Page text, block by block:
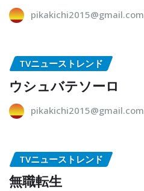
pikakichi2015@gmail.com
TVニューストレンド
ウシュバテソーロ
pikakichi2015@gmail.com
TVニューストレンド
無職転生